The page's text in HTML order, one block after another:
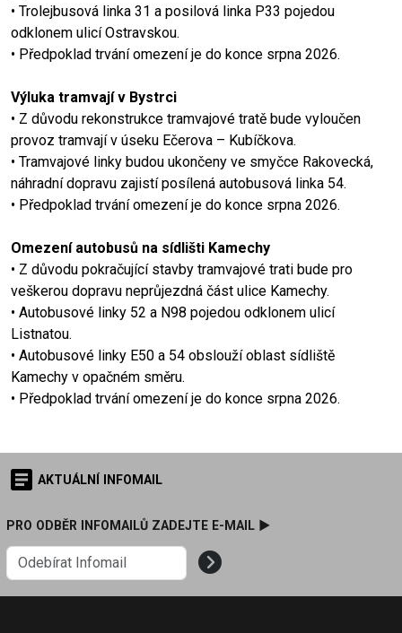
• Trolejbusová linka 31 a posilová linka P33 pojedou
odklonem ulicí Ostravskou.
• Předpoklad trvání omezení je do konce srpna 2026.
Výluka tramvají v Bystrci
• Z důvodu rekonstrukce tramvajové tratě bude vyloučen
provoz tramvají v úseku Ečerova – Kubíčkova.
• Tramvajové linky budou ukončeny ve smyčce Rakovecká,
náhradní dopravu zajistí posílená autobusová linka 54.
• Předpoklad trvání omezení je do konce srpna 2026.
Omezení autobusů na sídlišti Kamechy
• Z důvodu pokračující stavby tramvajové trati bude pro
veškerou dopravu neprůjezdná část ulice Kamechy.
• Autobusové linky 52 a N98 pojedou odklonem ulicí
Listnatou.
• Autobusové linky E50 a 54 obslouží oblast sídliště
Kamechy v opačném směru.
• Předpoklad trvání omezení je do konce srpna 2026.
AKTUÁLNÍ INFOMAIL
PRO ODBĚR INFOMAILŮ ZADEJTE E-MAIL ►